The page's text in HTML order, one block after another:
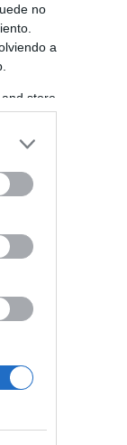
no
a
store
grant or